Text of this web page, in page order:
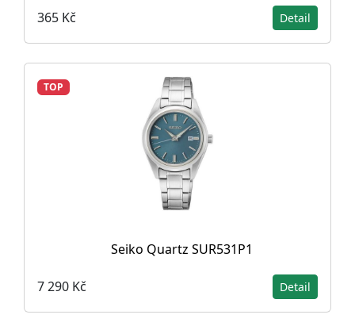
365 Kč Detail
TOP
Seiko Quartz SUR531P1
7 290 Kč Detail